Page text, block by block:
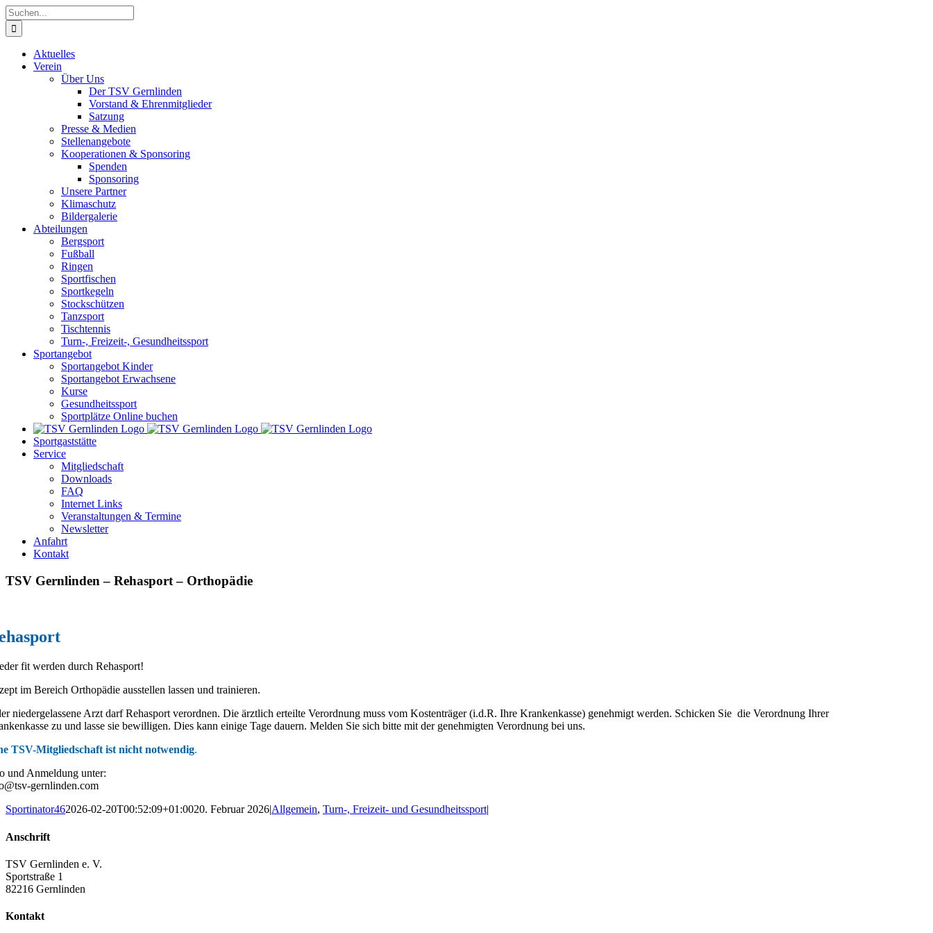
Zum
Inhalt
springen
Suche
nach:
Aktuelles
Verein
Über Uns
Der TSV Gernlinden
Vorstand & Ehrenmitglieder
Satzung
Presse & Medien
Stellenangebote
Kooperationen & Sponsoring
Spenden
Sponsoring
Unsere Partner
Klimaschutz
Bildergalerie
Abteilungen
Bergsport
Fußball
Ringen
Sportfischen
Sportkegeln
Stockschützen
Tanzsport
Tischtennis
Turn-, Freizeit-, Gesundheitssport
Sportangebot
Sportangebot Kinder
Sportangebot Erwachsene
Kurse
Gesundheitssport
Sportplätze Online buchen
Sportgaststätte
Service
Mitgliedschaft
Downloads
FAQ
Internet Links
Veranstaltungen & Termine
Newsletter
Anfahrt
Kontakt
TSV Gernlinden – Rehasport – Orthopädie
fit werden durch Rehasport!
im Bereich Orthopädie ausstellen lassen und trainieren.
niedergelassene Arzt darf Rehasport verordnen. Die ärztlich erteilte Verordnung muss vom Kostenträger (i.d.R. Ihre Krankenkasse) genehmigt werden. Schicken Sie die Verordnung Ihrer
zu und lasse sie bewilligen. Dies kann einige Tage dauern. Melden Sie sich bitte mit der genehmigten Verordnung bei uns.
TSV-Mitgliedschaft ist nicht notwendig.
und Anmeldung unter:
gernlinden.com
Sportinator462026-02-20T00:52:09+01:0020. Februar 2026|Allgemein, Turn-, Freizeit- und Gesundheitssport|
Anschrift
TSV Gernlinden e. V.
Sportstraße 1
82216 Gernlinden
Kontakt